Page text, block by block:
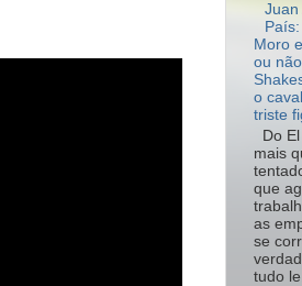
Juan
Moro
ou
o
triste
Do
mais
que
as
se
tudo